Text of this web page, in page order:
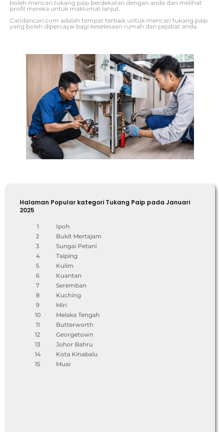
boleh mencari tukang paip berdekatan dengan anda dan melihat
profil mereka untuk maklumat lanjut.
Caridancari.com adalah tempat terbaik untuk mencari tukang paip
yang boleh dipercayai bagi keselesaan rumah dan pejabat anda.
Halaman Popular kategori Tukang Paip pada Januari
2025
1
Ipoh
2
Bukit Mertajam
3
Sungai Petani
4
Taiping
5
Kulim
6
Kuantan
7
Seremban
8
Kuching
9
Miri
10
Melaka Tengah
11
Butterworth
12
Georgetown
13
Johor Bahru
14
Kota Kinabalu
15
Muar